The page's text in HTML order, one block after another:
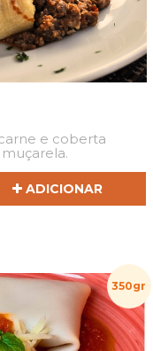
e coberta
ADICIONAR
350gr